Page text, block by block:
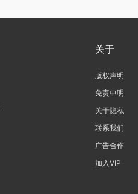
关于
版权声明
免责申明
关于隐私
联系我们
广告合作
加入VIP